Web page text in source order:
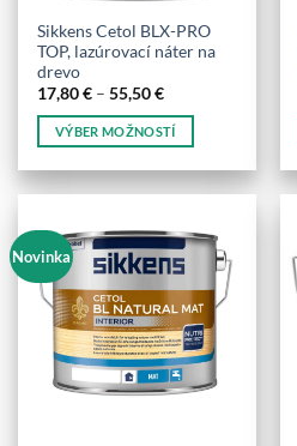
Sikkens Cetol BLX-PRO
TOP, lazúrovací náter na
drevo
17,80€ – 55,50€Price
17,80 €
through
VÝBER MOŽNOSTÍ
produkt
viacero
variantov.
Možnosti
si
môžete
vybrať
na
Novinka